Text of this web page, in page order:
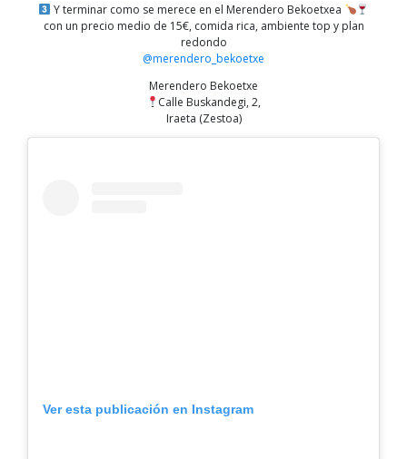
Y terminar como se merece en el Merendero Bekoetxea
con un precio medio de 15€, comida rica, ambiente top y plan
redondo
@merendero_bekoetxe
Merendero Bekoetxe
Calle Buskandegi, 2,
Iraeta (Zestoa)
Ver esta publicación en Instagram